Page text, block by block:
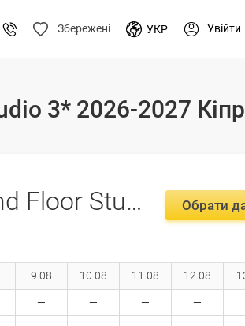
Збережені УКР Увійти
Modern Ground Floor Studio 3* Обрати
9.08 10.08 11.08 12.08